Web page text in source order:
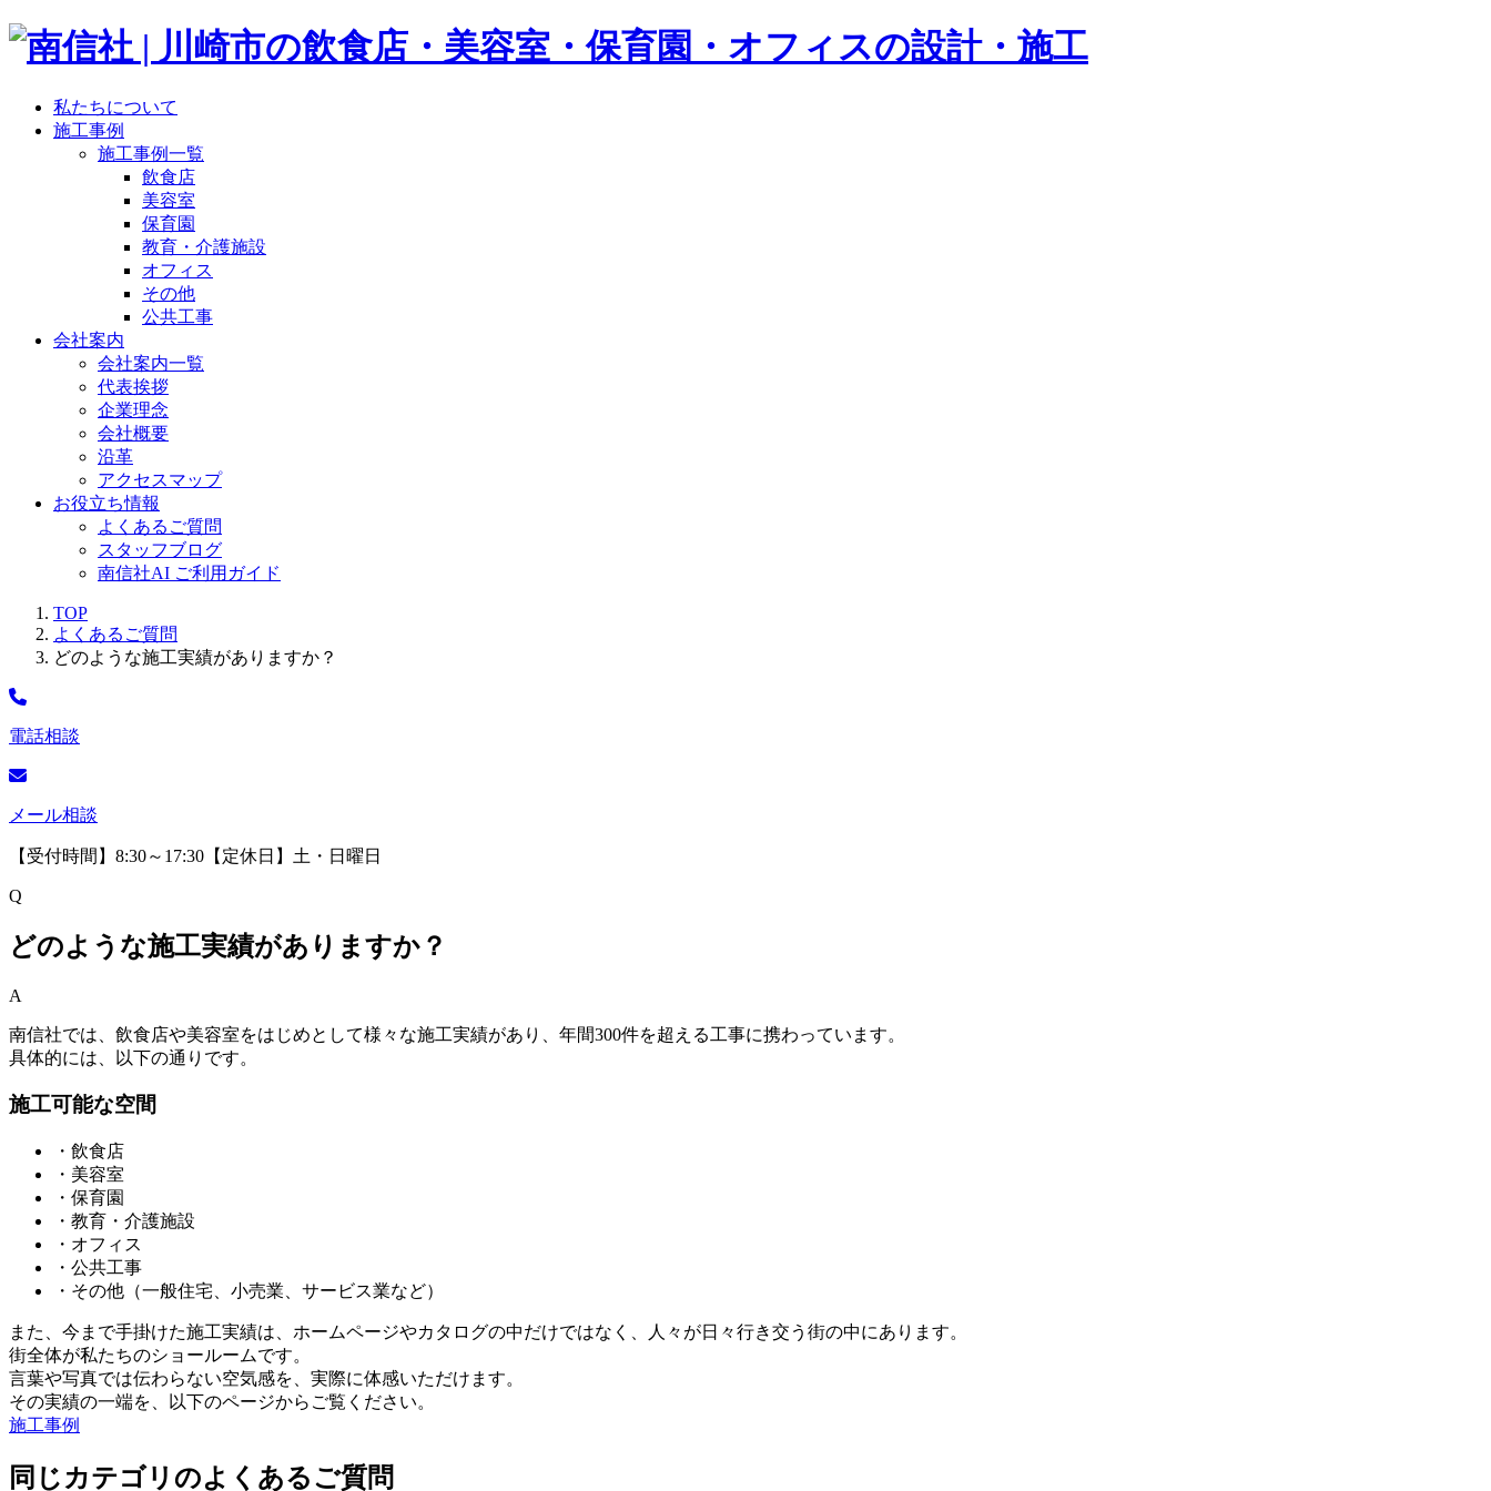
私たちについて
施工事例
施工事例一覧
飲食店
美容室
保育園
教育・介護施設
オフィス
その他
公共工事
会社案内
会社案内一覧
代表挨拶
企業理念
会社概要
沿革
アクセスマップ
お役立ち情報
よくあるご質問
スタッフブログ
南信社AI ご利用ガイド
TOP
よくあるご質問
どのような施工実績がありますか？
電話相談
メール相談
【受付時間】8:30～17:30【定休日】土・日曜日
Q
どのような施工実績がありますか？
A
南信社では、飲食店や美容室をはじめとして様々な施工実績があり、年間300件を超える工事に携わっています。
具体的には、以下の通りです。
施工可能な空間
・飲食店
・美容室
・保育園
・教育・介護施設
・オフィス
・公共工事
・その他（一般住宅、小売業、サービス業など）
また、今まで手掛けた施工実績は、ホームページやカタログの中だけではなく、人々が日々行き交う街の中にあります。
街全体が私たちのショールームです。
言葉や写真では伝わらない空気感を、実際に体感いただけます。
その実績の一端を、以下のページからご覧ください。
施工事例
同じカテゴリのよくあるご質問